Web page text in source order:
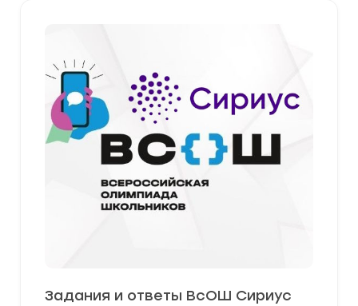
Задания и ответы ВсОШ Сириус